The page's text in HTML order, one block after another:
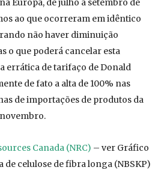
Europa, de julho a setembro de
ao que ocorreram em idêntico
não haver diminuição
o que poderá cancelar esta
errática de tarifaço de Donald
de fato a alta de 100% nas
de importações de produtos da
novembro.
Canada (NRC) – ver Gráfico
de celulose de fibra longa (NBSKP)